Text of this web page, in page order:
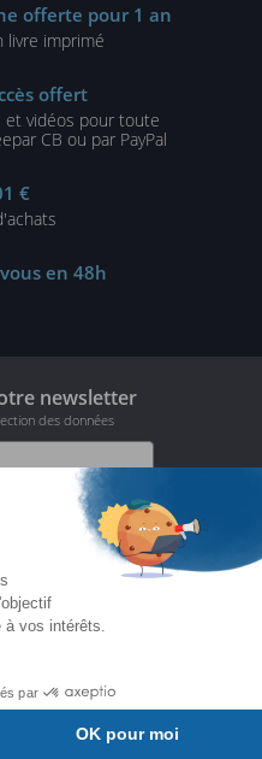
offerte pour 1 an
livre imprimé
offert
et vidéos pour toute
par CB ou par PayPal
€
en 48h
newsletter
des données